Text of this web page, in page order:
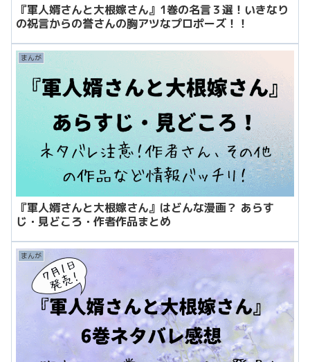
『軍人婿さんと大根嫁さん』1巻の名言３選！いきなり
の祝言からの誉さんの胸アツなプロポーズ！！
まんが
『軍人婿さんと大根嫁さん』はどんな漫画？ あらす
じ・見どころ・作者作品まとめ
まんが